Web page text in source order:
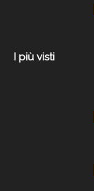
I più visti